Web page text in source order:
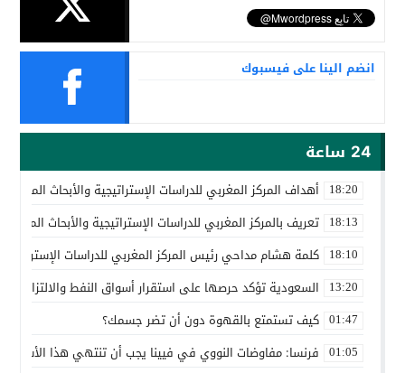
انضم الينا على فيسبوك
24 ساعة
18:20 أهداف المركز المغربي للدراسات الإستراتيجية والأبحاث المتقدمة
18:13 تعريف بالمركز المغربي للدراسات الإستراتيجية والأبحاث
18:10 كلمة هشام مداحي رئيس المركز المغربي للدراسات
13:20 السعودية تؤكد حرصها على استقرار أسواق النفط والالتزام
01:47 كيف تستمتع بالقهوة دون أن تضر جسمك؟
01:05 فرنسا: مفاوضات النووي في فيينا يجب أن تنتهي هذا الأسبوع